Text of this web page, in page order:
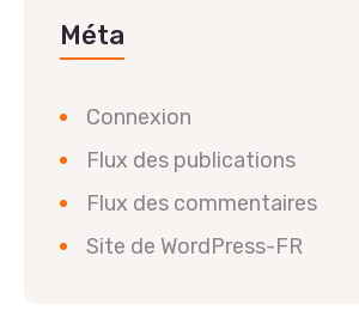
Méta
Connexion
Flux des publications
Flux des commentaires
Site de WordPress-FR